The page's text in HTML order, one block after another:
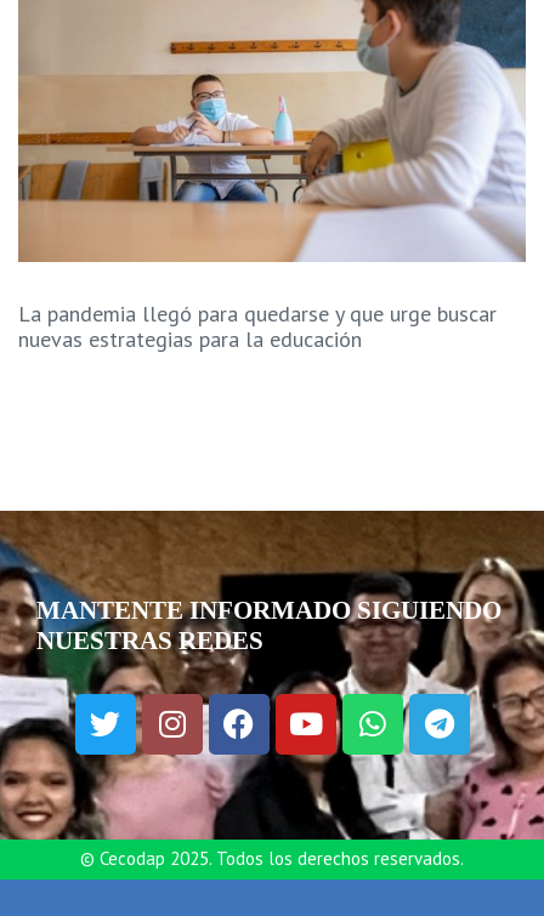
La pandemia llegó para quedarse y que urge buscar
nuevas estrategias para la educación
MANTENTE INFORMADO SIGUIENDO
NUESTRAS REDES
© Cecodap 2025. Todos los derechos reservados.